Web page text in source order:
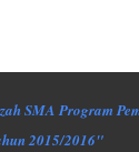
SMA Program
2015/2016"